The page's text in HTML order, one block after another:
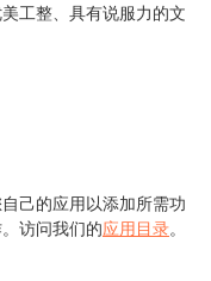
工整、具有说服力的文
己的应用以添加所需功
访问我们的应用目录。